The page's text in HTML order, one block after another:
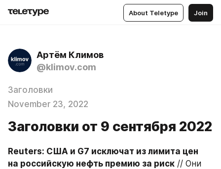
About Teletype Join
Артём Климов
@klimov.com
Заголовки
November 23, 2022
Заголовки от 9 сентября 2022
Reuters: США и G7 исключат из лимита цен
на российскую нефть премию за риск // Они